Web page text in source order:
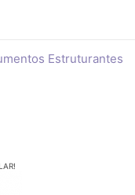
Estruturantes